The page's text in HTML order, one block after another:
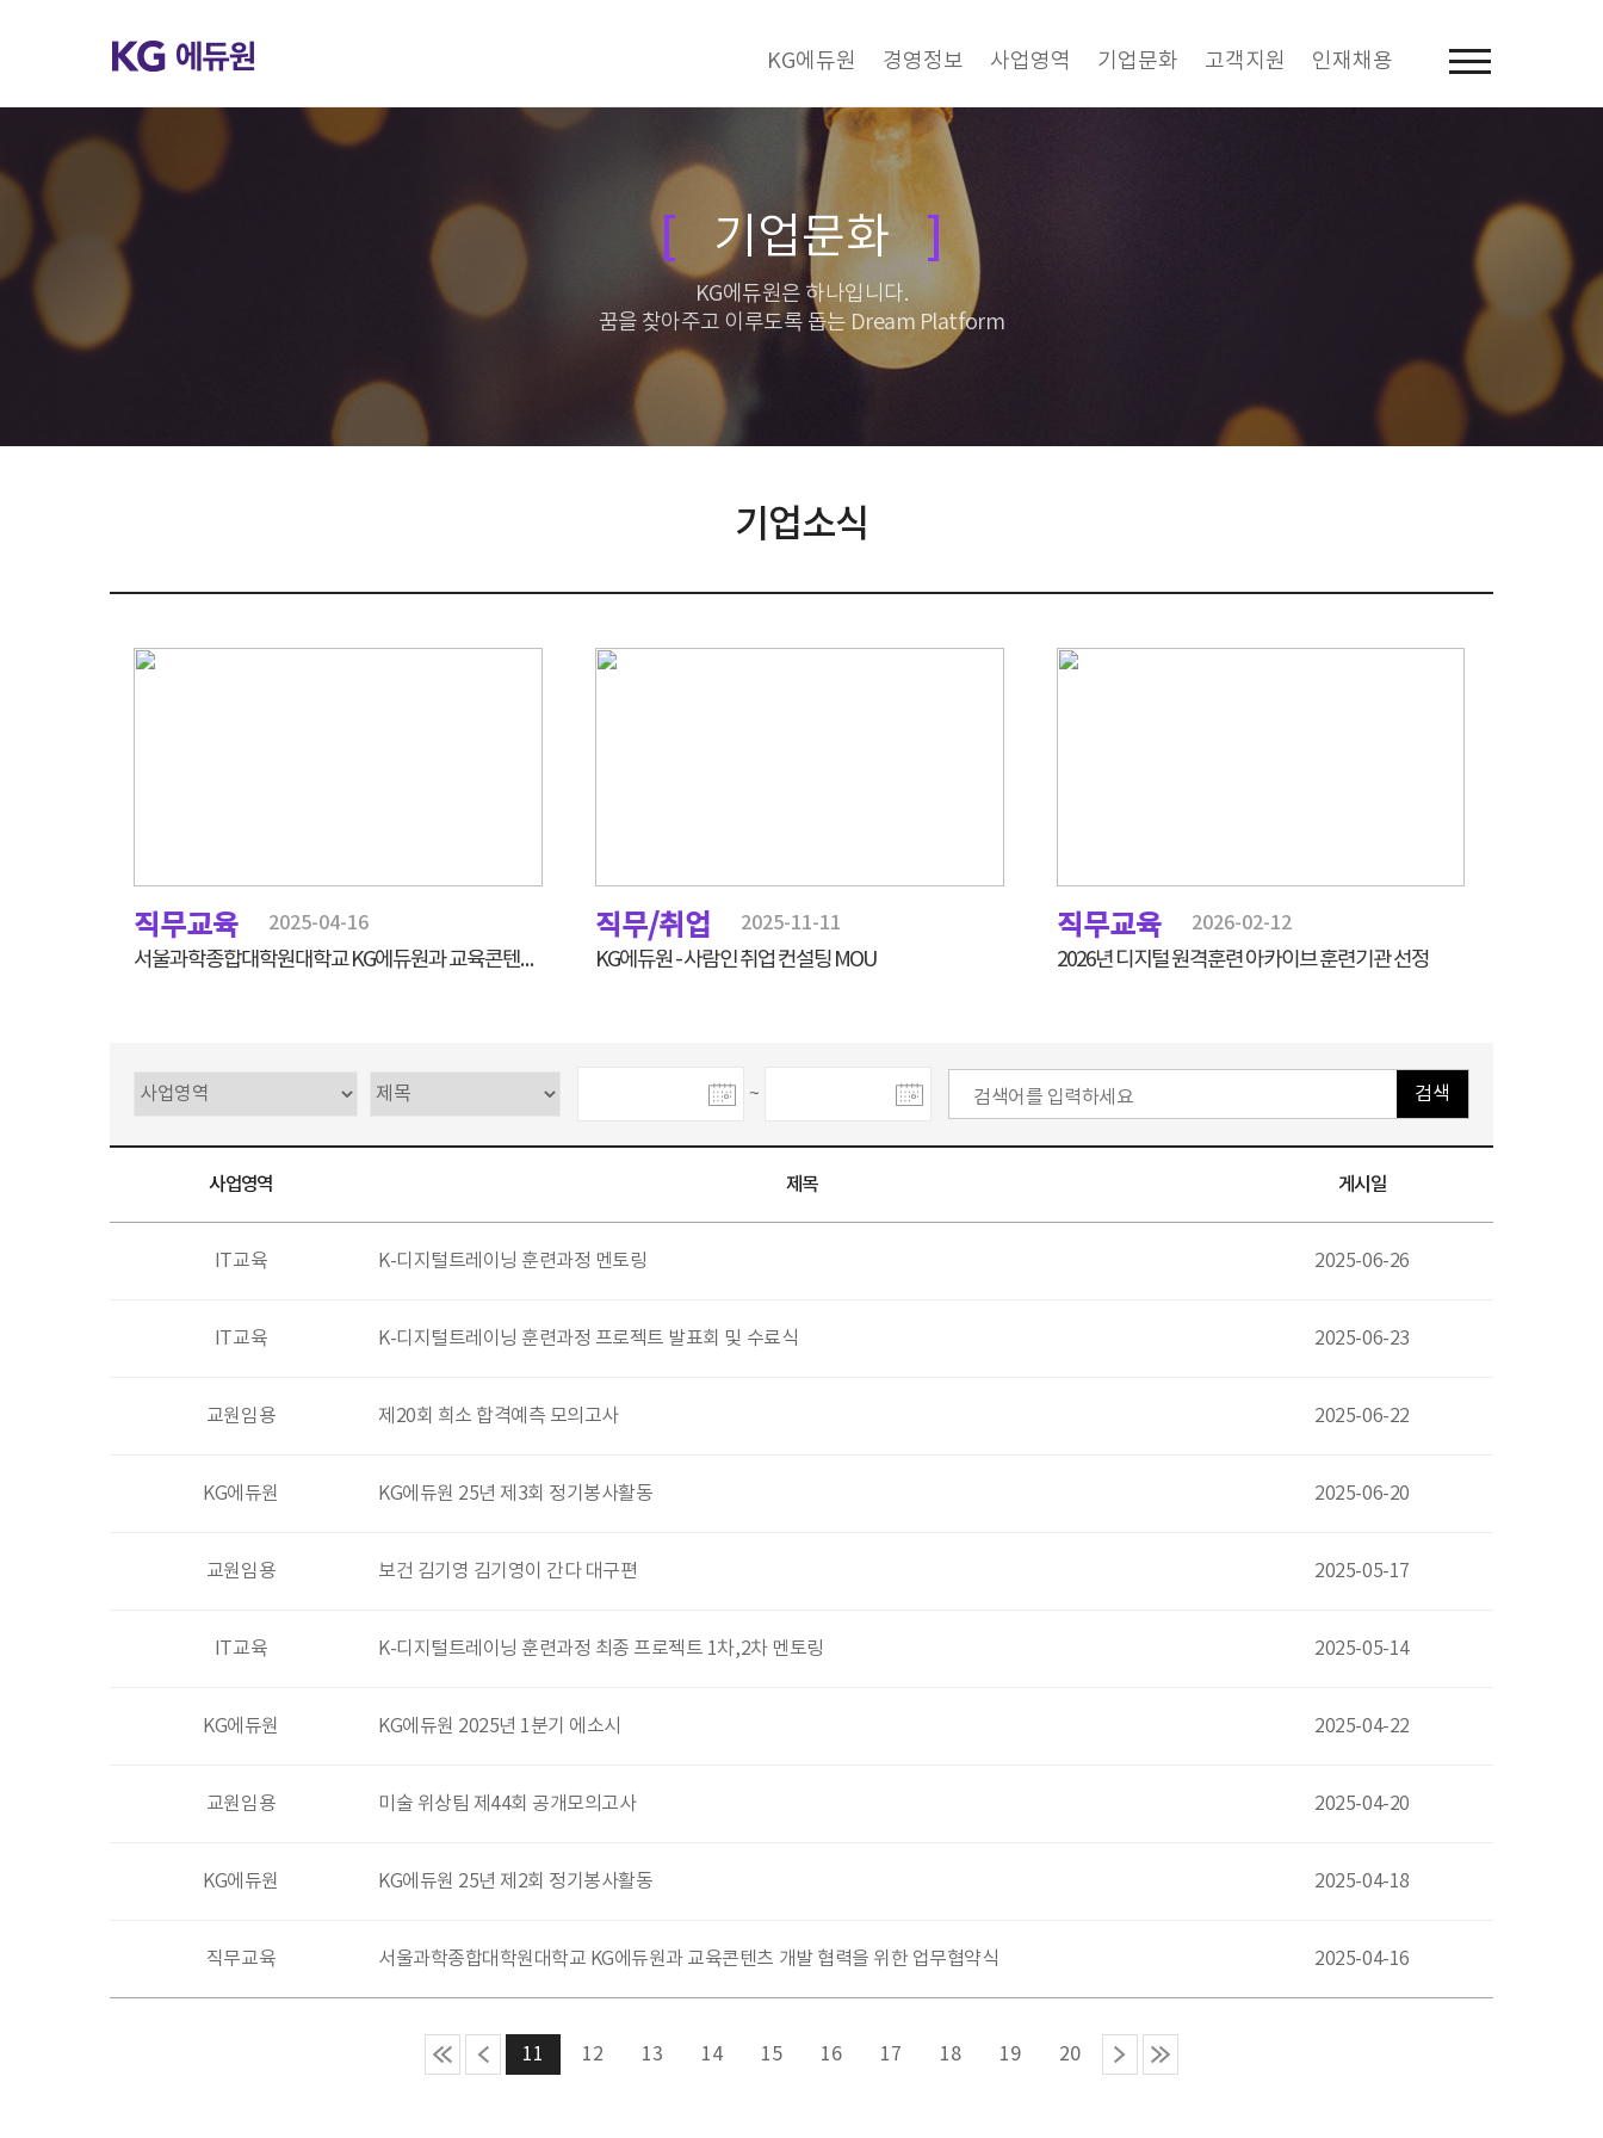
KG에듀원 경영정보 사업영역 기업문화 고객지원 인재채용
기업문화
KG에듀원은 하나입니다.
꿈을 찾아주고 이루도록 돕는 Dream Platform
기업소식
직무교육 2025-04-16
서울과학종합대학원대학교 KG에듀원과 교육콘텐츠 개발 협력을 위한 업무협약식
직무/취업 2025-11-11
KG에듀원 - 사람인 취업 컨설팅 MOU
직무교육 2026-02-12
2026년 디지털 원격훈련 아카이브 훈련기관 선정
~ 검색
사업영역 제목 게시일
IT교육 K-디지털트레이닝 훈련과정 멘토링 2025-06-26
IT교육 K-디지털트레이닝 훈련과정 프로젝트 발표회 및 수료식 2025-06-23
교원임용 제20회 희소 합격예측 모의고사 2025-06-22
KG에듀원 KG에듀원 25년 제3회 정기봉사활동 2025-06-20
교원임용 보건 김기영 김기영이 간다 대구편 2025-05-17
IT교육 K-디지털트레이닝 훈련과정 최종 프로젝트 1차,2차 멘토링 2025-05-14
KG에듀원 KG에듀원 2025년 1분기 에소시 2025-04-22
교원임용 미술 위상팀 제44회 공개모의고사 2025-04-20
KG에듀원 KG에듀원 25년 제2회 정기봉사활동 2025-04-18
직무교육 서울과학종합대학원대학교 KG에듀원과 교육콘텐츠 개발 협력을 위한 업무협약식 2025-04-16
11 12 13 14 15 16 17 18 19 20